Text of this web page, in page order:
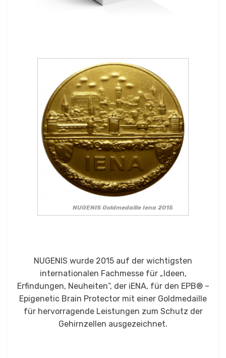
NUGENIS Goldmedaille Iena 2015
NUGENIS wurde 2015 auf der wichtigsten
internationalen Fachmesse für „Ideen,
Erfindungen, Neuheiten“, der iENA, für den EPB® –
Epigenetic Brain Protector mit einer Goldmedaille
für hervorragende Leistungen zum Schutz der
Gehirnzellen ausge­zeichnet.